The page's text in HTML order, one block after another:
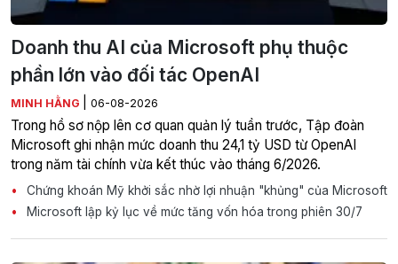
Doanh thu AI của Microsoft phụ thuộc
phần lớn vào đối tác OpenAI
MINH HẰNG 06-08-2026
Trong hồ sơ nộp lên cơ quan quản lý tuần trước, Tập đoàn
Microsoft ghi nhận mức doanh thu 24,1 tỷ USD từ OpenAI
trong năm tài chính vừa kết thúc vào tháng 6/2026.
Chứng khoán Mỹ khởi sắc nhờ lợi nhuận "khủng" của Microsoft
Microsoft lập kỷ lục về mức tăng vốn hóa trong phiên 30/7